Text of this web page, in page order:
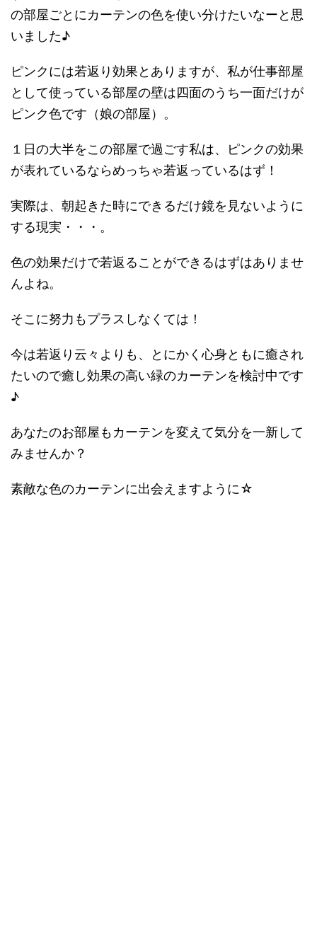
の部屋ごとにカーテンの色を使い分けたいなーと思
いました♪
ピンクには若返り効果とありますが、私が仕事部屋
として使っている部屋の壁は四面のうち一面だけが
ピンク色です（娘の部屋）。
１日の大半をこの部屋で過ごす私は、ピンクの効果
が表れているならめっちゃ若返っているはず！
実際は、朝起きた時にできるだけ鏡を見ないように
する現実・・・。
色の効果だけで若返ることができるはずはありませ
んよね。
そこに努力もプラスしなくては！
今は若返り云々よりも、とにかく心身ともに癒され
たいので癒し効果の高い緑のカーテンを検討中です
♪
あなたのお部屋もカーテンを変えて気分を一新して
みませんか？
素敵な色のカーテンに出会えますように☆